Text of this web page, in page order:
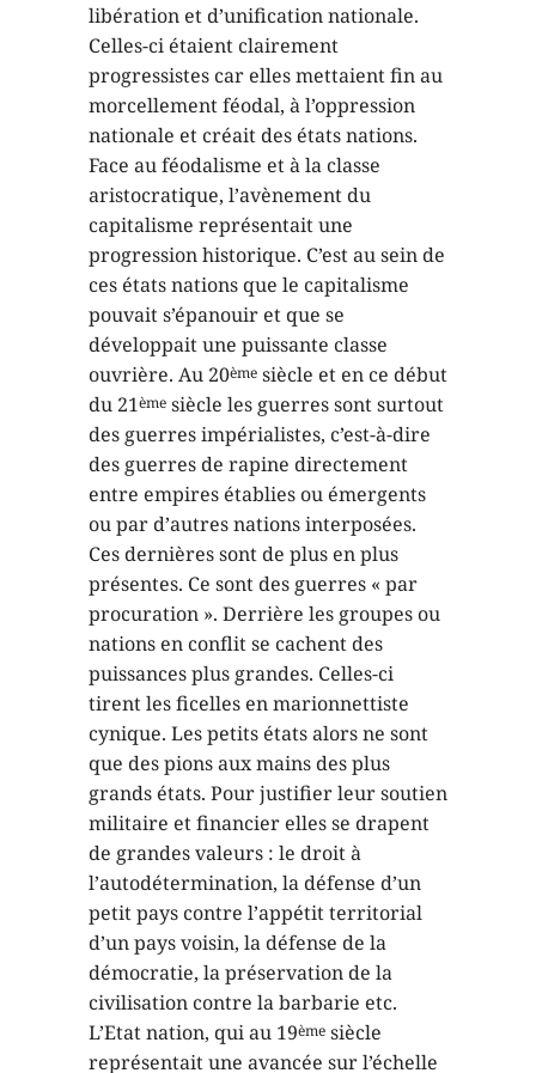
libération et d’unification nationale.
Celles-ci étaient clairement
progressistes car elles mettaient fin au
morcellement féodal, à l’oppression
nationale et créait des états nations.
Face au féodalisme et à la classe
aristocratique, l’avènement du
capitalisme représentait une
progression historique. C’est au sein de
ces états nations que le capitalisme
pouvait s’épanouir et que se
développait une puissante classe
ouvrière. Au 20ème siècle et en ce début
du 21ème siècle les guerres sont surtout
des guerres impérialistes, c’est-à-dire
des guerres de rapine directement
entre empires établies ou émergents
ou par d’autres nations interposées.
Ces dernières sont de plus en plus
présentes. Ce sont des guerres « par
procuration ». Derrière les groupes ou
nations en conflit se cachent des
puissances plus grandes. Celles-ci
tirent les ficelles en marionnettiste
cynique. Les petits états alors ne sont
que des pions aux mains des plus
grands états. Pour justifier leur soutien
militaire et financier elles se drapent
de grandes valeurs : le droit à
l’autodétermination, la défense d’un
petit pays contre l’appétit territorial
d’un pays voisin, la défense de la
démocratie, la préservation de la
civilisation contre la barbarie etc.
L’Etat nation, qui au 19ème siècle
représentait une avancée sur l’échelle